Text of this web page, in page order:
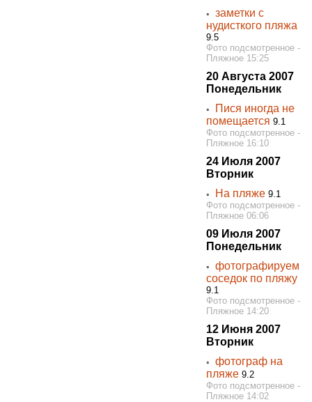
◦заметки с
нудисткого пляжа
9.5
Фото подсмотренное -
Пляжное 15:25
20 Августа 2007
Понедельник
◦
Пися иногда не
помещается9.1
Фото подсмотренное -
Пляжное 16:10
24 Июля 2007
Вторник
◦ На пляже 9.1
Фото подсмотренное -
Пляжное 06:06
09 Июля 2007
Понедельник
◦фотографируем
соседок по пляжу
9.1
Фото подсмотренное -
Пляжное 14:20
12 Июня 2007
Вторник
◦фотограф на
пляже 9.2
Фото подсмотренное -
Пляжное 14:02